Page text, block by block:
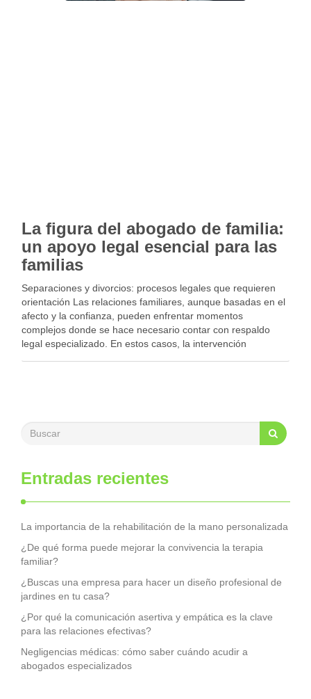
La figura del abogado de familia:
un apoyo legal esencial para las
familias
Separaciones y divorcios: procesos legales que requieren
orientación Las relaciones familiares, aunque basadas en el
afecto y la confianza, pueden enfrentar momentos
complejos donde se hace necesario contar con respaldo
legal especializado. En estos casos, la intervención
Entradas recientes
La importancia de la rehabilitación de la mano personalizada
¿De qué forma puede mejorar la convivencia la terapia
familiar?
¿Buscas una empresa para hacer un diseño profesional de
jardines en tu casa?
¿Por qué la comunicación asertiva y empática es la clave
para las relaciones efectivas?
Negligencias médicas: cómo saber cuándo acudir a
abogados especializados